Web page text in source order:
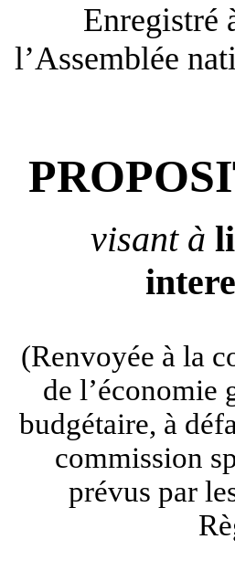
Enregistré
l’Assemblée
visant à
(Renvoyée à la
de l’économie
budgétaire, à
commission
prévus par